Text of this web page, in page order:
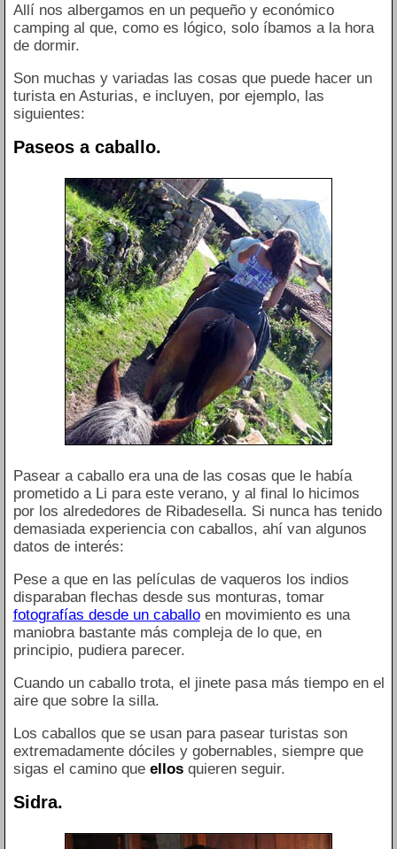
Allí nos albergamos en un pequeño y económico
camping al que, como es lógico, solo íbamos a la hora
de dormir.
Son muchas y variadas las cosas que puede hacer un
turista en Asturias, e incluyen, por ejemplo, las
siguientes:
Paseos a caballo.
Pasear a caballo era una de las cosas que le había
prometido a Li para este verano, y al final lo hicimos
por los alrededores de Ribadesella. Si nunca has tenido
demasiada experiencia con caballos, ahí van algunos
datos de interés:
Pese a que en las películas de vaqueros los indios
disparaban flechas desde sus monturas, tomar
fotografías desde un caballoen movimiento es una
maniobra bastante más compleja de lo que, en
principio, pudiera parecer.
Cuando un caballo trota, el jinete pasa más tiempo en el
aire que sobre la silla.
Los caballos que se usan para pasear turistas son
extremadamente dóciles y gobernables, siempre que
sigas el camino que ellosquieren seguir.
Sidra.